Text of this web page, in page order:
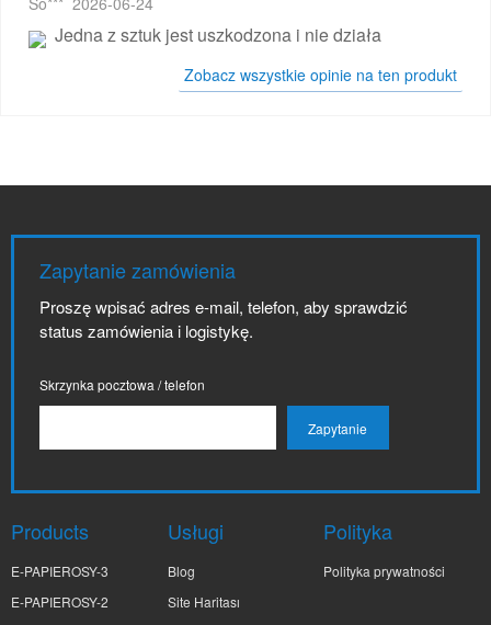
Jedna z sztuk jest uszkodzona i nie działa
Zobacz wszystkie opinie na ten produkt
Zapytanie zamówienia
Proszę wpisać adres e-mail, telefon, aby sprawdzić
status zamówienia i logistykę.
Skrzynka pocztowa / telefon
Products
E-PAPIEROSY-3
E-PAPIEROSY-2
Usługi
Blog
Site Haritası
Polityka
Polityka prywatności